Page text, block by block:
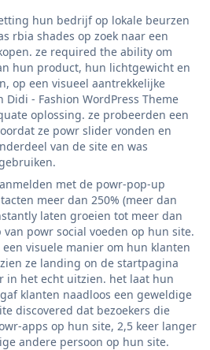
hun bedrijf op lokale beurzen
rbia shades op zoek naar een
ze required the ability om
hun product, hun lichtgewicht en
op een visueel aantrekkelijke
- Fashion WordPress Theme
oplossing. ze probeerden een
ze powr slider vonden en
van de site en was
met de powr-pop-up
meer dan 250% (meer dan
laten groeien tot meer dan
powr social voeden op hun site.
visuele manier om hun klanten
ze landing on de startpagina
in het echt uitzien. het laat hun
klanten naadloos een geweldige
discovered dat bezoekers die
apps op hun site, 2,5 keer langer
andere persoon op hun site.